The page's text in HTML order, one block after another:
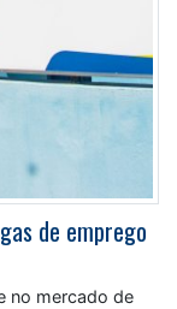
de emprego
no mercado de